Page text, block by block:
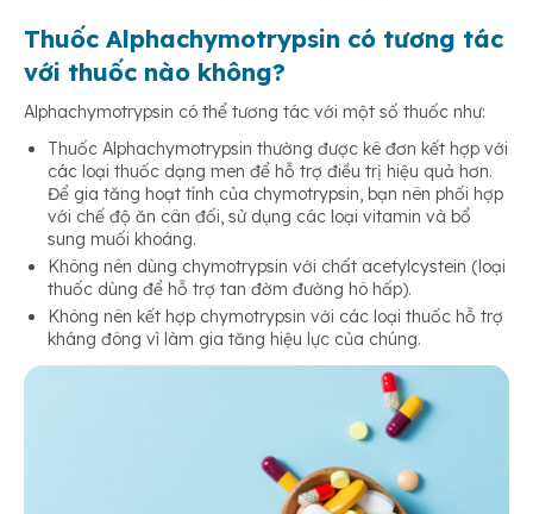
Thuốc Alphachymotrypsin có tương tác
với thuốc nào không?
Alphachymotrypsin có thể tương tác với một số thuốc như:
Thuốc Alphachymotrypsin thường được kê đơn kết hợp với
các loại thuốc dạng men để hỗ trợ điều trị hiệu quả hơn.
Để gia tăng hoạt tính của chymotrypsin, bạn nên phối hợp
với chế độ ăn cân đối, sử dụng các loại vitamin và bổ
sung muối khoáng.
Không nên dùng chymotrypsin với chất acetylcystein (loại
thuốc dùng để hỗ trợ tan đờm đường hô hấp).
Không nên kết hợp chymotrypsin với các loại thuốc hỗ trợ
kháng đông vì làm gia tăng hiệu lực của chúng.